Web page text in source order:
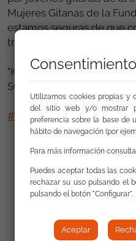
Mujeres Gitanas de la
estamos seguras de que
trabajo de todas y todos,
"IGUALDAD DE GÉNERO
SOSTENIBLE"
#8M2022FSG
Enlaces
Murica en relación al 8M
Utilizamos cookies propias y
del sitio web y/o mostrar
preferencia sobre la base de
hábito de navegación (por
Para más información
Puedes aceptar todas las
rechazar su uso pulsando el
pulsando el botón "Configurar".
Aceptar